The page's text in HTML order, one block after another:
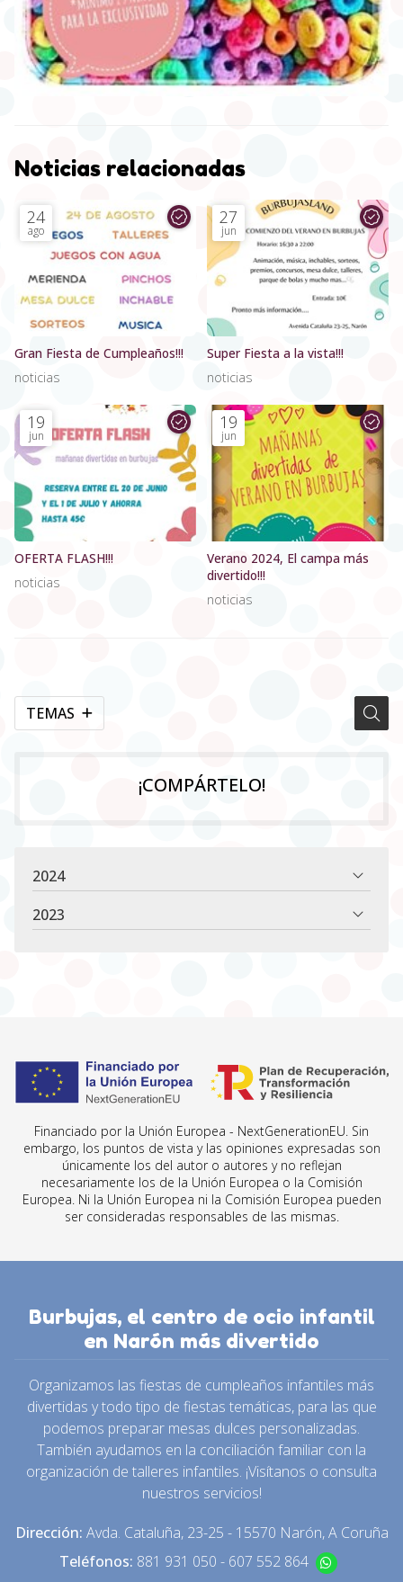
TEMAS
Noticias relacionadas
24
ago
Gran Fiesta de Cumpleaños!!!
noticias
27
jun
Super Fiesta a la vista!!!
noticias
19
jun
OFERTA FLASH!!!
noticias
19
jun
Verano 2024, El campa más
divertido!!!
noticias
¡COMPÁRTELO!
2024
2023
Financiado por la Unión Europea - NextGenerationEU. Sin
embargo, los puntos de vista y las opiniones expresadas son
únicamente los del autor o autores y no reflejan
necesariamente los de la Unión Europea o la Comisión
Europea. Ni la Unión Europea ni la Comisión Europea pueden
ser consideradas responsables de las mismas.
Burbujas, el centro de ocio infantil
en Narón más divertido
Organizamos las fiestas de cumpleaños infantiles más
divertidas y todo tipo de fiestas temáticas, para las que
podemos preparar mesas dulces personalizadas.
También ayudamos en la conciliación familiar con la
organización de talleres infantiles. ¡Visítanos o consulta
nuestros servicios!
Dirección: Avda. Cataluña, 23-25 - 15570 Narón, A Coruña
Teléfonos: 881 931 050 - 607 552 864